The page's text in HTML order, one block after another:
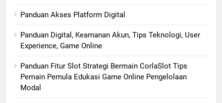
Panduan Akses Platform Digital
Panduan Digital, Keamanan Akun, Tips Teknologi, User
Experience, Game Online
Panduan Fitur Slot Strategi Bermain CorlaSlot Tips
Pemain Pemula Edukasi Game Online Pengelolaan
Modal